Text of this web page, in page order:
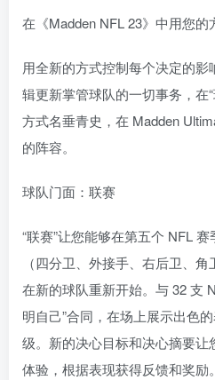
在《Madden NFL 23》中用您的
用全新的方式控制每个决定的
辑更新掌管球队的一切事务，在
方式名垂青史，在 Madden
的阵容。
球队门面：联赛
“联赛”让您能够在第五个 NFL
（四分卫、外接手、右后卫、
在新的球队重新开始。与 32 支
明自己”合同，在场上展示出色
级。新的决心目标和决心摘要
体验，根据表现获得反馈和奖